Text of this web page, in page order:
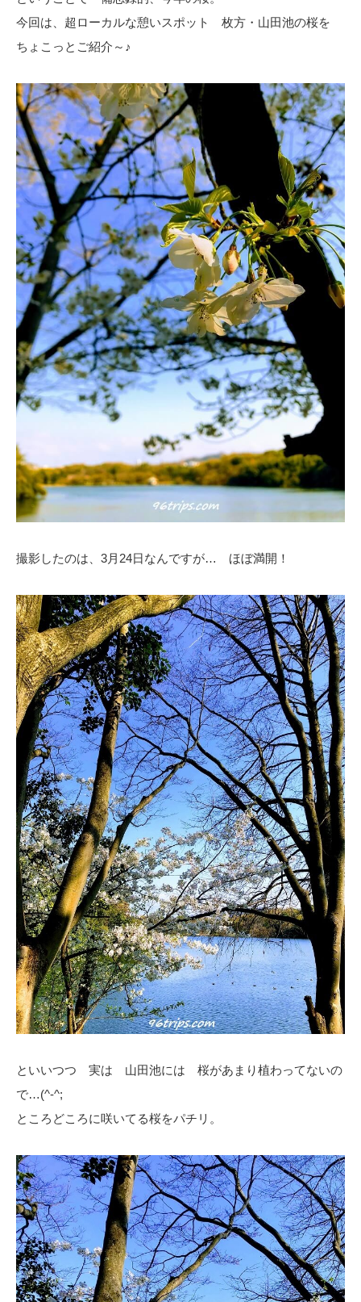
今回は、超ローカルな憩いスポット 枚方・山田池の桜を
ちょこっとご紹介～♪
撮影したのは、3月24日なんですが… ほぼ満開！
といいつつ 実は 山田池には 桜があまり植わってないの
で…(^-^;
ところどころに咲いてる桜をパチリ。